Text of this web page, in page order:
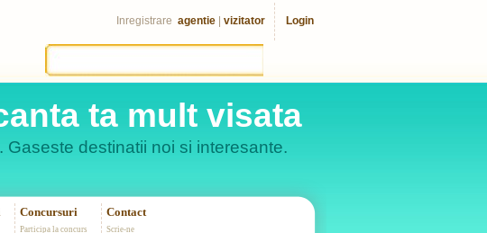
Inregistrare agentie vizitator Login
ta mult visata
Gaseste destinatii noi si interesante.
Concursuri
Participa la concurs
Contact
Scrie-ne